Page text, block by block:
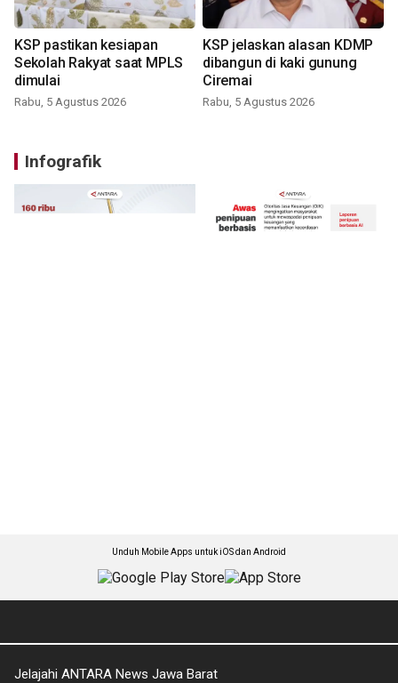
KSP pastikan kesiapan
Sekolah Rakyat saat MPLS
dimulai
Rabu, 5 Agustus 2026
KSP jelaskan alasan KDMP
dibangun di kaki gunung
Ciremai
Rabu, 5 Agustus 2026
Infografik
Unduh Mobile Apps untuk iOS dan Android
Jelajahi ANTARA News Jawa Barat